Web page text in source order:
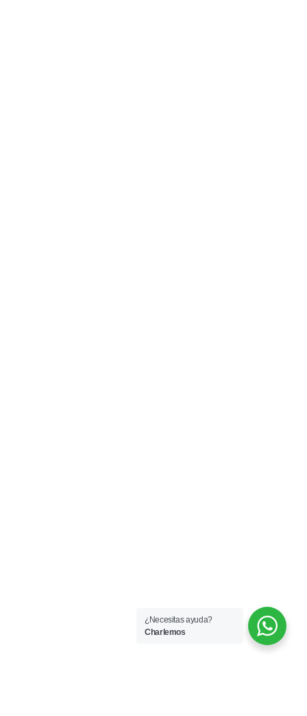
¿Necesitas ayuda?
Charlemos